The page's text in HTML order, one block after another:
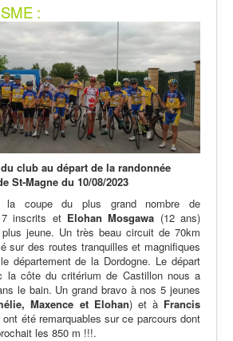
2021
:
club au départ de la randonnée
St-Magne du 10/08/2023
la coupe du plus grand nombre de
inscrits et Elohan Mosgawa (12 ans)
jeune. Un très beau circuit de 70km
sur des routes tranquilles et magnifiques
département de la Dordogne. Le départ
la côte du critérium de Castillon nous a
le bain. Un grand bravo à nos 5 jeunes
Maxence et Elohan) et à Francis
ont été remarquables sur ce parcours dont
les 850 m !!!.